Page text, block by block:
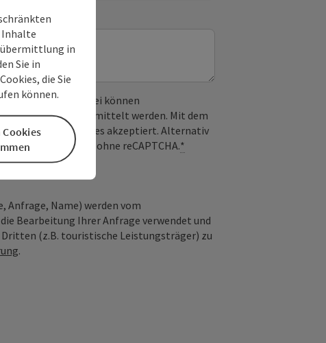
verwendet. Dabei können
an Google übermittelt werden. Mit dem
erforderlichen Cookies akzeptiert. Alternativ
möglich – ganz ohne reCAPTCHA.*
Anfrage, Name) werden vom
Bearbeitung Ihrer Anfrage verwendet und
(z.B. touristische Leistungsträger) zu
.
Inhalte
in
Sie in
die Sie
können.
Cookies